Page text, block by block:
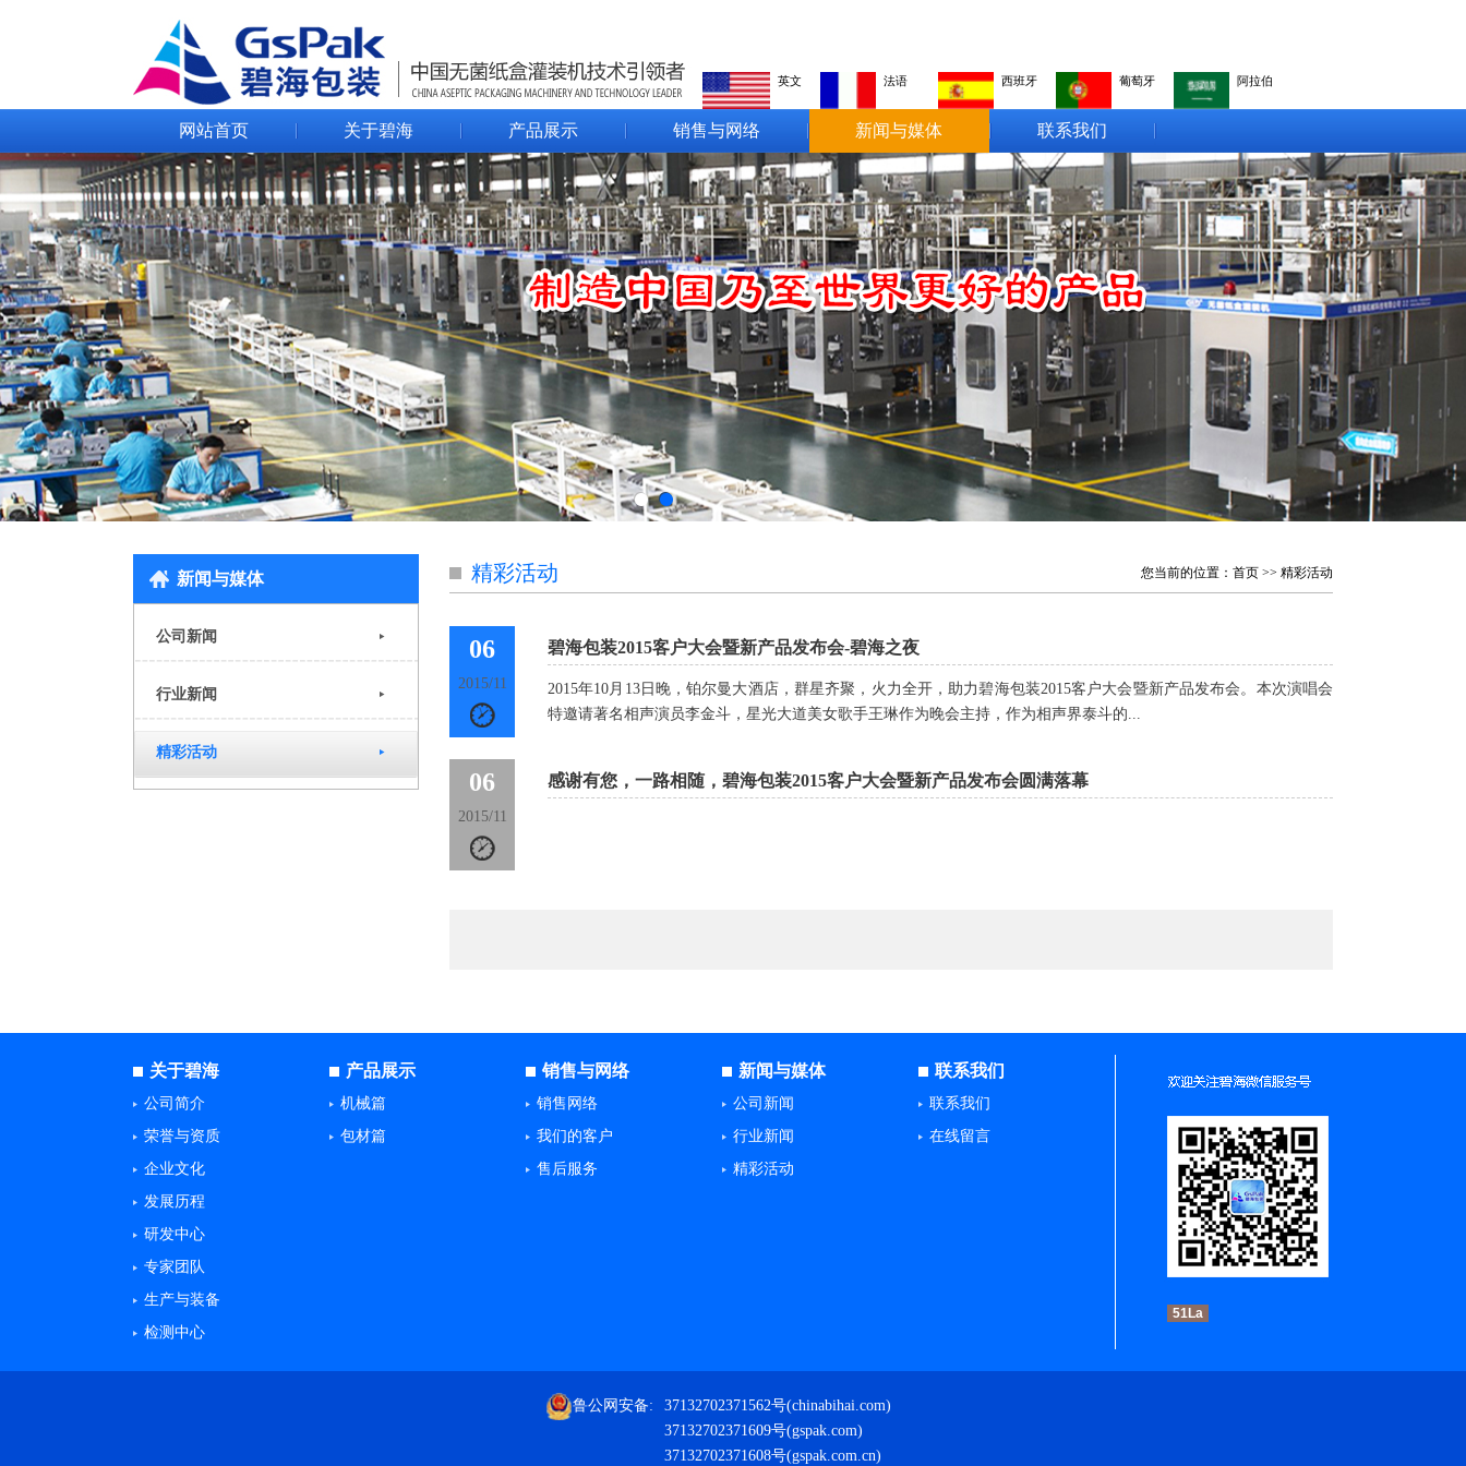
英文 法语 西班牙 葡萄牙 阿拉伯
网站首页 关于碧海 产品展示 销售与网络 新闻与媒体 联系我们
新闻与媒体
公司新闻
行业新闻
精彩活动
精彩活动 您当前的位置： 首页 >> 精彩活动
06
2015/11
碧海包装2015客户大会暨新产品发布会-碧海之夜
2015年10月13日晚，铂尔曼大酒店，群星齐聚，火力全开，助力碧海包装2015客户大会暨新产品发布会。本次演唱会
特邀请著名相声演员李金斗，星光大道美女歌手王琳作为晚会主持，作为相声界泰斗的...
06
2015/11
感谢有您，一路相随，碧海包装2015客户大会暨新产品发布会圆满落幕
关于碧海
公司简介
荣誉与资质
企业文化
发展历程
研发中心
专家团队
生产与装备
检测中心
产品展示
机械篇
包材篇
销售与网络
销售网络
我们的客户
售后服务
新闻与媒体
公司新闻
行业新闻
精彩活动
联系我们
联系我们
在线留言
51La
鲁公网安备:
37132702371562号(chinabihai.com)
37132702371609号(gspak.com)
37132702371608号(gspak.com.cn)